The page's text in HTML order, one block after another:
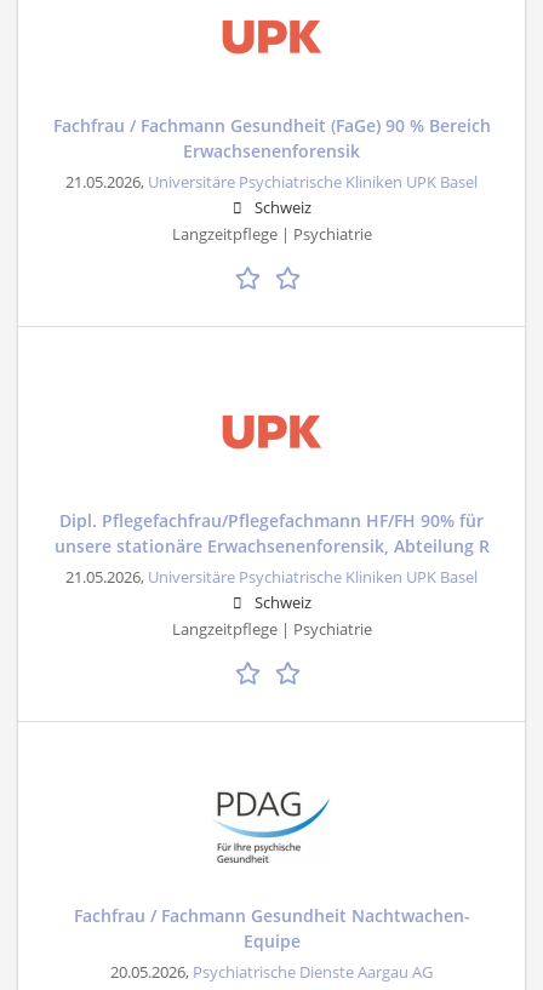
Fachfrau / Fachmann Gesundheit (FaGe) 90 % Bereich
Erwachsenenforensik
21.05.2026, Universitäre Psychiatrische Kliniken UPK Basel
Schweiz
Langzeitpflege | Psychiatrie
Dipl. Pflegefachfrau/Pflegefachmann HF/FH 90% für
unsere stationäre Erwachsenenforensik, Abteilung R
21.05.2026, Universitäre Psychiatrische Kliniken UPK Basel
Schweiz
Langzeitpflege | Psychiatrie
Fachfrau / Fachmann Gesundheit Nachtwachen-
Equipe
20.05.2026, Psychiatrische Dienste Aargau AG